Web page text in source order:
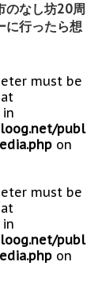
のなし坊20周
に行ったら想
must be
publ
on
must be
publ
on